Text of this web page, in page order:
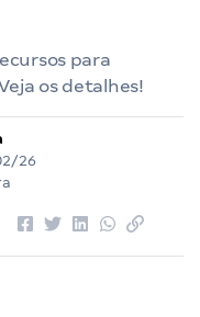
para
os detalhes!
26